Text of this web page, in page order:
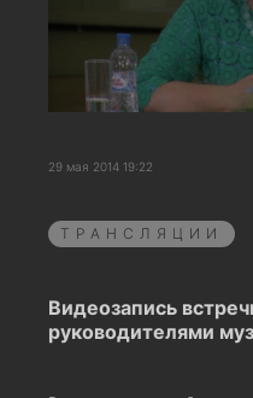
29 мая 2014 19:22
ТРАНСЛЯЦИИ
Видеозапись
руководителями